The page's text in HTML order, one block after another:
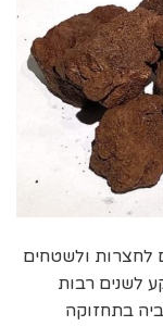
לחצרות ולשטחים
לשנים רבות
בתחזוקה